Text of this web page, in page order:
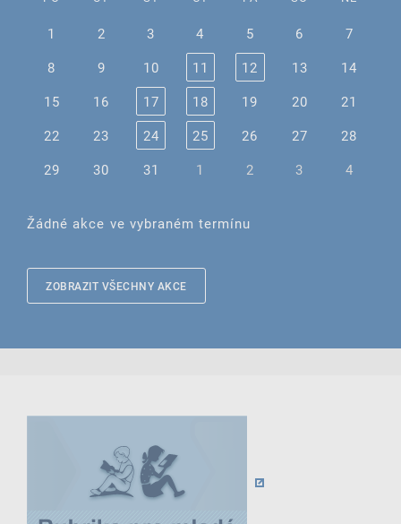
1 2 3 4 5 6
7
8
9 10 11 12 13
14
15
16 17 18 19 20
21
22
23 24 25 26 27
28
29
30 31 1 2 3 4
Žádné akce ve vybraném termínu
ZOBRAZIT VŠECHNY AKCE